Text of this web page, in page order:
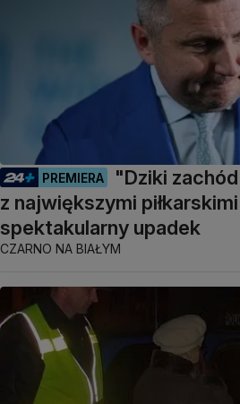
PREMIERA
"Dziki
z największymi
spektakularny upadek
CZARNO NA BIAŁYM